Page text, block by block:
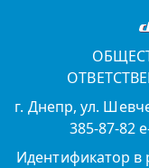
г. Днепр, ул.
385-87-82
Идентификатор в